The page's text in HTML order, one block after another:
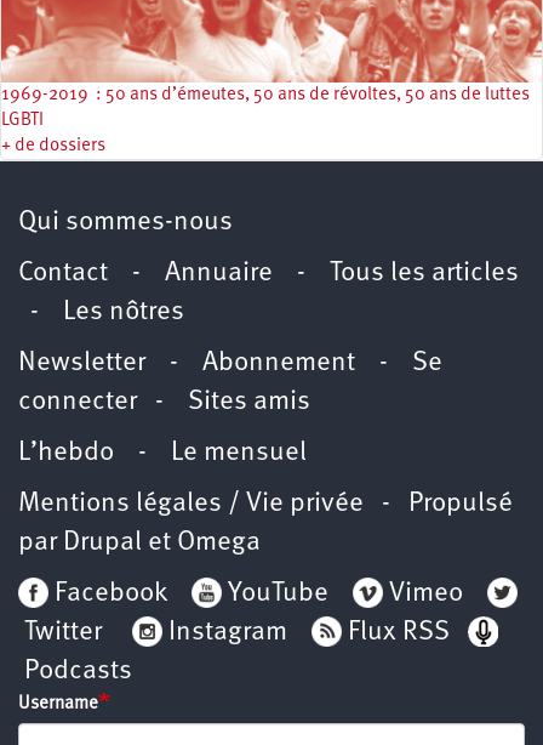
1969-2019 : 50 ans d’émeutes, 50 ans de révoltes, 50 ans de luttes
LGBTI
+ de dossiers
Qui sommes-nous
Contact - Annuaire -
Tous les articles
- Les nôtres
Newsletter- Abonnement - Se
connecter- Sites amis
L’hebdo - Le mensuel
Mentions légales / Vie privée - Propulsé
par Drupal et Omega
Facebook
YouTube
Vimeo
Twitter
Instagram
Flux RSS
Podcasts
Username